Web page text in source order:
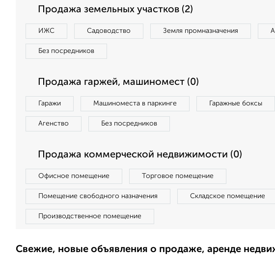
Продажа земельных участков (2)
ИЖС Садоводство Земля промназначения
Без посредников
Продажа гаржей, машиномест (0)
Гаражи Машиноместа в паркинге Гаражные боксы
Агенство Без посредников
Продажа коммерческой недвижимости (0)
Офисное помещение Торговое помещение
Помещение свободного назначения Складское помещение
Производственное помещение
Свежие, новые объявления о продаже, аренде